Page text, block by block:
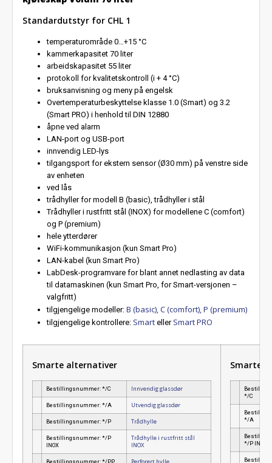
Standardutstyr for CHL 1
temperaturområde 0…+15 °C
kammerkapasitet 70 liter
arbeidskapasitet 55 liter
protokoll for kvalitetskontroll (i + 4 °C)
bruksanvisning og meny på engelsk
Overtemperaturbeskyttelse klasse 1.0 (Smart) og 3.2
(Smart PRO) i henhold til DIN 12880
åpne ved alarm
LAN-port og USB-port
innvendig LED-lys
tilgangsport for ekstern sensor (Ø30 mm) på venstre side
av enheten
ved lås
trådhyller for modell B (basic), trådhyller i stål
Trådhyller i rustfritt stål (INOX) for modellene C (comfort)
og P (premium)
hele ytterdører
WiFi-kommunikasjon (kun Smart Pro)
LAN-kabel (kun Smart Pro)
LabDesk-programvare for blant annet nedlasting av data
til datamaskinen (kun Smart Pro, for Smart-versjonen –
valgfritt)
tilgjengelige modeller:B (basic), C (comfort), P (premium)
tilgjengelige kontrollere: Smart eller Smart PRO
Smarte alternativer
Bestillingsnummer: */C Innvendig glassdør
Bestillingsnummer: */A Utvendig glassdør
Bestillingsnummer: */P Trådhylle
Bestillingsnummer: */P
INOX
Trådhylle i rustfritt stål
INOX
Bestillingsnummer: */PP
Smarte
*/C
*/A
*/P INOX